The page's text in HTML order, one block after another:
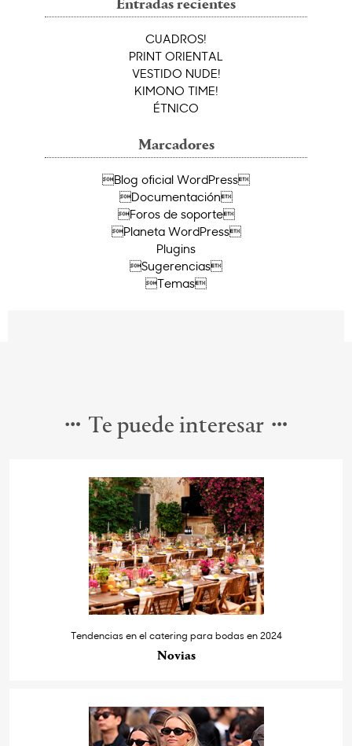
Entradas recientes
CUADROS!
PRINT ORIENTAL
VESTIDO NUDE!
KIMONO TIME!
ÉTNICO
Marcadores
Blog oficial WordPress
Documentación
Foros de soporte
Planeta WordPress
Plugins
Sugerencias
Temas
Te puede interesar
Tendencias en el catering para bodas en 2024
Novias